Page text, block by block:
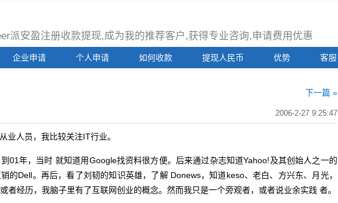
派安盈注册收款提现,成为我的推荐客户,获得专业咨询,申请费用优惠
企业申请 个人申请 如何收款 提现人民币 优势 客服
下一篇 »
2006-2-27 9:25:47
人员，我比较关注IT行业。
年，当时 就知道用Google找资料很方便。后来通过杂志知道Yahoo!及其创始人之一的
的Dell。再后，看了刘韧的知识英雄，了解 Donews，知道keso、老白、方兴东、月光，
者经历，我脑子里有了互联网创业的概念。然而我只是一个旁观者，或者说业余实践 者。